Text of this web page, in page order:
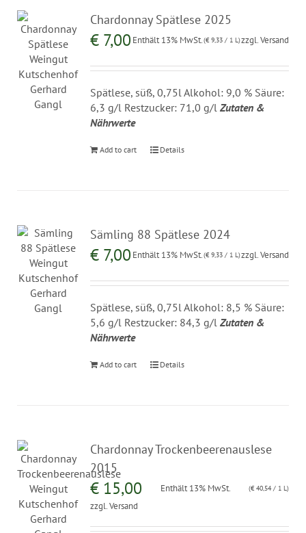
Chardonnay Spätlese 2025
€ 7,00 Enthält 13% MwSt.(€9,33/ 1 L)zzgl.Versand
Spätlese, süß, 0,75l Alkohol: 9,0 % Säure:
6,3 g/l Restzucker: 71,0 g/lZutaten &
Nährwerte
Add to cart Details
Sämling 88 Spätlese 2024
€ 7,00 Enthält 13% MwSt.(€9,33/ 1 L)zzgl.Versand
Spätlese, süß, 0,75l Alkohol: 8,5 % Säure:
5,6 g/l Restzucker: 84,3 g/lZutaten &
Nährwerte
Add to cart Details
Chardonnay Trockenbeerenauslese
2015
€ 15,00 Enthält 13% MwSt. (€40,54/ 1 L)
zzgl.Versand